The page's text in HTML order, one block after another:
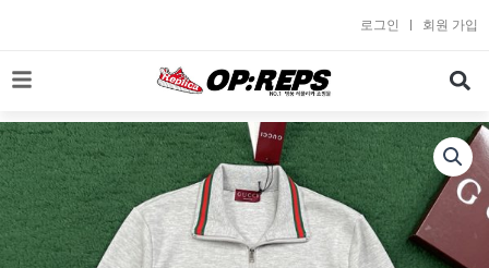
로
너
뛰
기
로그인 회원 가입